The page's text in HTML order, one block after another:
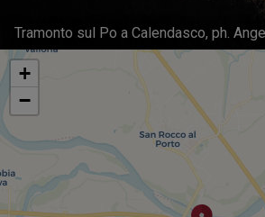
Tramonto sul Po a Calendasco, ph.
+
−